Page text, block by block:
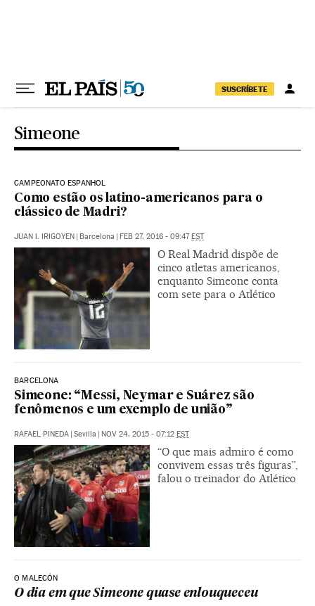
SUSCRÍBETE
Simeone
CAMPEONATO ESPANHOL
Como estão os latino-americanos para o
clássico de Madri?
JUAN I. IRIGOYEN | Barcelona | FEB 27, 2016 - 09:47EST
O Real Madrid dispõe de
cinco atletas americanos,
enquanto Simeone conta
com sete para o Atlético
BARCELONA
Simeone: “Messi, Neymar e Suárez são
fenômenos e um exemplo de união”
RAFAEL PINEDA | Sevilla | NOV 24, 2015 - 07:12 EST
“O que mais admiro é como
convivem essas três figuras”,
falou o treinador do Atlético
O MALECÓN
O dia em que Simeone quase enlouqueceu